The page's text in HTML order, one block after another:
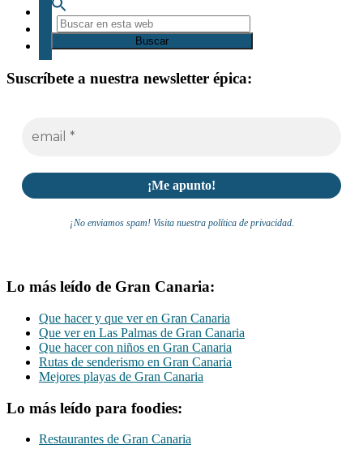
Buscar
en
esta
tiktok
youtube
Suscríbete a nuestra newsletter épica:
¡No enviamos spam! Visita nuestra política de privacidad.
Lo más leído de Gran Canaria:
Que hacer y que ver en Gran Canaria
Que ver en Las Palmas de Gran Canaria
Que hacer con niños en Gran Canaria
Rutas de senderismo en Gran Canaria
Mejores playas de Gran Canaria
Lo más leído para foodies:
Restaurantes de Gran Canaria